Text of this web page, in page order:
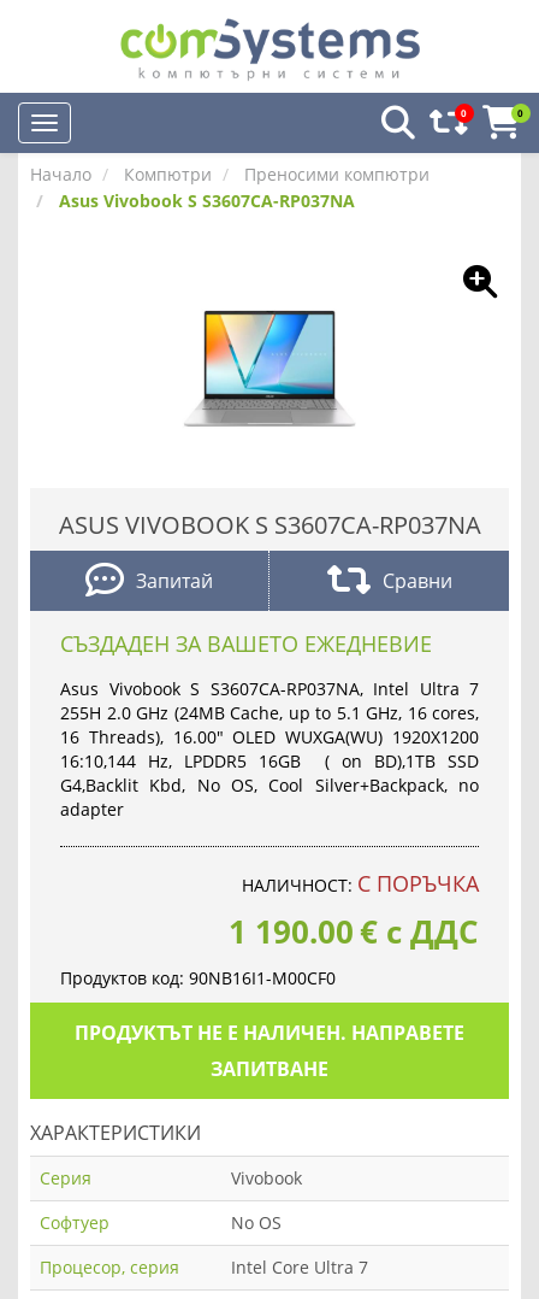
0 0
Начало Компютри
Преносими компютри
Asus Vivobook S S3607CA-RP037NA
ASUS VIVOBOOK S S3607CA-RP037NA
Запитай Сравни
СЪЗДАДЕН ЗА ВАШЕТО ЕЖЕДНЕВИЕ
Asus Vivobook S S3607CA-RP037NA, Intel Ultra 7
255H 2.0 GHz (24MB Cache, up to 5.1 GHz, 16 cores,
16 Threads), 16.00" OLED WUXGA(WU) 1920X1200
16:10,144 Hz, LPDDR5 16GB ( on BD),1TB SSD
G4,Backlit Kbd, No OS, Cool Silver+Backpack, no
adapter
НАЛИЧНОСТ: С ПОРЪЧКА
1 190.00€ с ДДС
Продуктов код: 90NB16I1-M00CF0
ПРОДУКТЪТ НЕ Е НАЛИЧЕН. НАПРАВЕТЕ
ЗАПИТВАНЕ
ХАРАКТЕРИСТИКИ
Серия
Vivobook
Софтуер
No OS
Процесор, серия
Intel Core Ultra 7